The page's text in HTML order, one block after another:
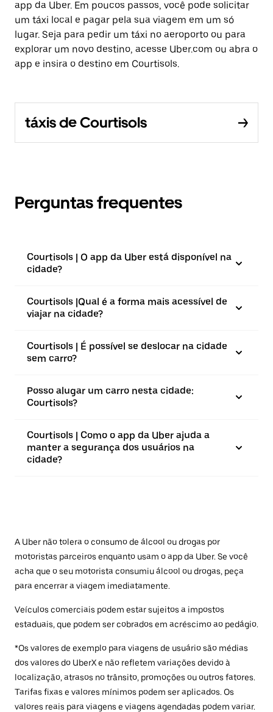
app da Uber. Em poucos passos, você pode solicitar
um táxi local e pagar pela sua viagem em um só
lugar. Seja para pedir um táxi no aeroporto ou para
explorar um novo destino, acesse Uber.com ou abra o
app e insira o destino em Courtisols.
táxis de Courtisols
Perguntas frequentes
Courtisols | O app da Uber está disponível na
cidade?
Courtisols |⁠Qual é a forma mais acessível de
viajar na cidade?
Courtisols | É possível se deslocar na cidade
sem carro?
Posso alugar um carro nesta cidade:
Courtisols?
Courtisols | Como o app da Uber ajuda a
manter a segurança dos usuários na
cidade?
A Uber não tolera o consumo de álcool ou drogas por
motoristas parceiros enquanto usam o app da Uber. Se você
acha que o seu motorista consumiu álcool ou drogas, peça
para encerrar a viagem imediatamente.
Veículos comerciais podem estar sujeitos a impostos
estaduais, que podem ser cobrados em acréscimo ao pedágio.
*Os valores de exemplo para viagens de usuário são médias
dos valores do UberX e não refletem variações devido à
localização, atrasos no trânsito, promoções ou outros fatores.
Tarifas fixas e valores mínimos podem ser aplicados. Os
valores reais para viagens e viagens agendadas podem variar.